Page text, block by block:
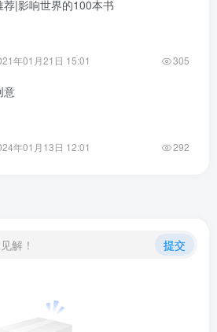
荐|影响世界的100本书
年01月21日 15:01 305
意
年01月13日 12:01 292
解！ 提交